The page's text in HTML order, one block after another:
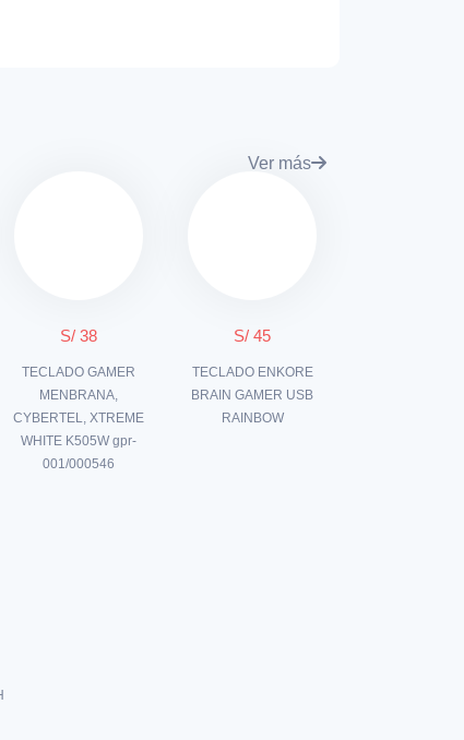
Ver más
S/ 38
TECLADO GAMER
MENBRANA,
CYBERTEL, XTREME
WHITE K505W gpr-
001/000546
S/ 45
TECLADO ENKORE
BRAIN GAMER USB
RAINBOW